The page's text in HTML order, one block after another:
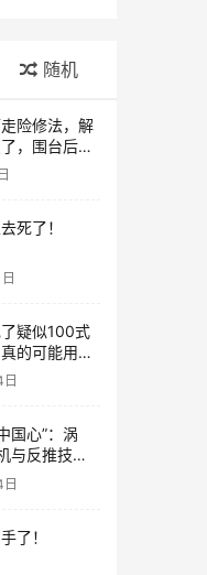
随机
险修法，解
，围台后的
光
死了！
疑似100式
的可能用了
国心”：涡
与反推技术
了！